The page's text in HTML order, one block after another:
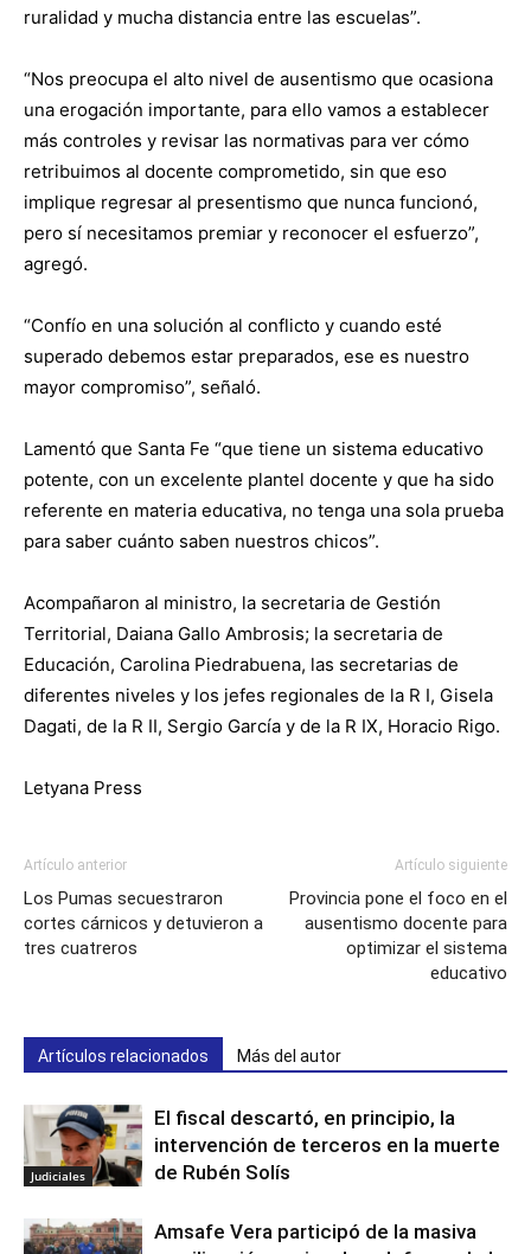
ruralidad y mucha distancia entre las escuelas”.
“Nos preocupa el alto nivel de ausentismo que ocasiona
una erogación importante, para ello vamos a establecer
más controles y revisar las normativas para ver cómo
retribuimos al docente comprometido, sin que eso
implique regresar al presentismo que nunca funcionó,
pero sí necesitamos premiar y reconocer el esfuerzo”,
agregó.
“Confío en una solución al conflicto y cuando esté
superado debemos estar preparados, ese es nuestro
mayor compromiso”, señaló.
Lamentó que Santa Fe “que tiene un sistema educativo
potente, con un excelente plantel docente y que ha sido
referente en materia educativa, no tenga una sola prueba
para saber cuánto saben nuestros chicos”.
Acompañaron al ministro, la secretaria de Gestión
Territorial, Daiana Gallo Ambrosis; la secretaria de
Educación, Carolina Piedrabuena, las secretarias de
diferentes niveles y los jefes regionales de la R I, Gisela
Dagati, de la R II, Sergio García y de la R IX, Horacio Rigo.
Letyana Press
Artículo anterior
Los Pumas secuestraron
cortes cárnicos y detuvieron a
tres cuatreros
Artículo siguiente
Provincia pone el foco en el
ausentismo docente para
optimizar el sistema
educativo
Artículos relacionados Más del autor
Judiciales
El fiscal descartó, en principio, la
intervención de terceros en la muerte
de Rubén Solís
Amsafe Vera participó de la masiva